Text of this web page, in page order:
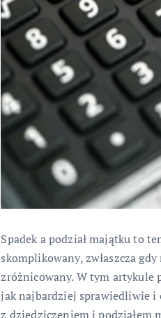
Spadek a podział majątku to
skomplikowany, zwłaszcza
zróżnicowany. W tym artykule
jak najbardziej sprawiedliwie i
z dziedziczeniem i podziałem